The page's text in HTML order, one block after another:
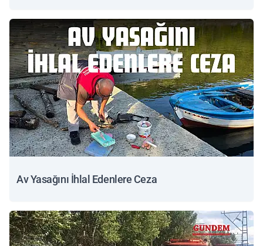
Av Yasağını İhlal Edenlere Ceza